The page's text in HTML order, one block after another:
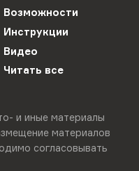
Возможности
Инструкции
Видео
Читать все
и иные материалы
материалов
согласовывать